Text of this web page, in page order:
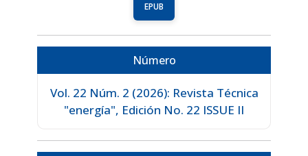
EPUB
Número
Vol. 22 Núm. 2 (2026): Revista Técnica
"energía", Edición No. 22 ISSUE II